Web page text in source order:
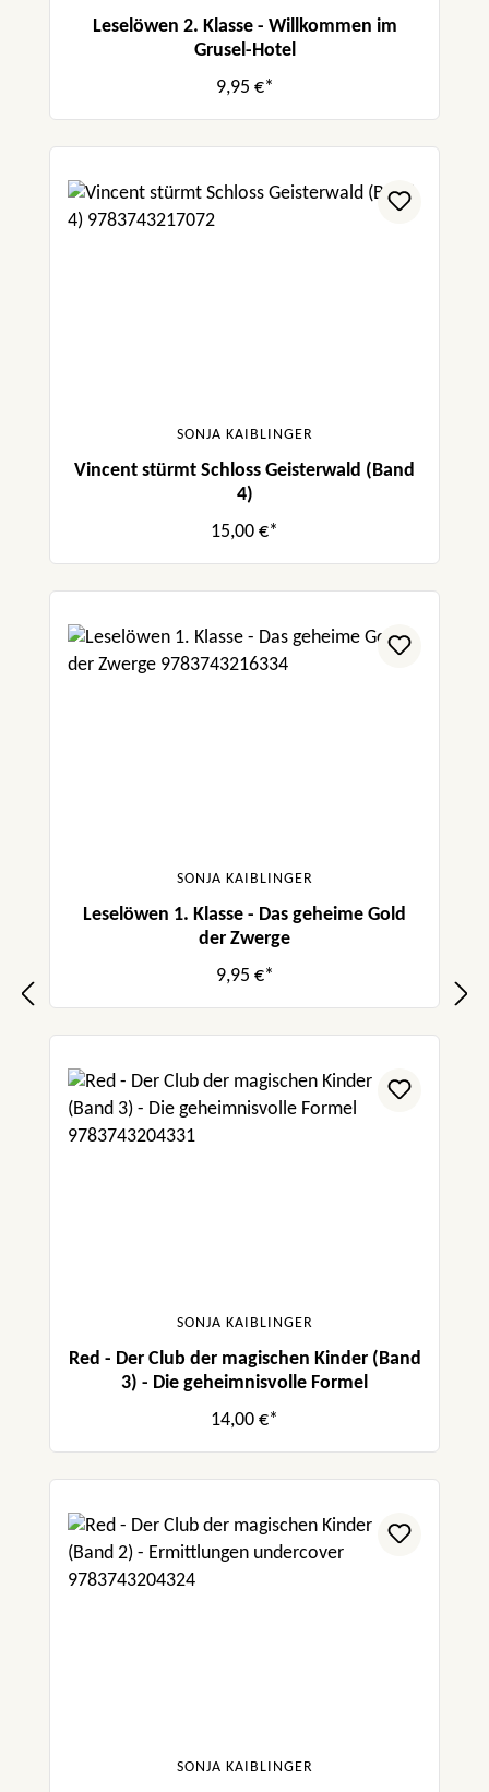
Leselöwen 2. Klasse - Willkommen im
Grusel-Hotel
9,95 €*
SONJA KAIBLINGER
Vincent stürmt Schloss Geisterwald (Band
4)
15,00 €*
SONJA KAIBLINGER
Leselöwen 1. Klasse - Das geheime Gold
der Zwerge
9,95 €*
SONJA KAIBLINGER
Red - Der Club der magischen Kinder (Band
3) - Die geheimnisvolle Formel
14,00 €*
SONJA KAIBLINGER